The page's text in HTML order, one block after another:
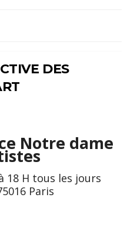
DES
Notre dame
18 H tous les jours
Paris